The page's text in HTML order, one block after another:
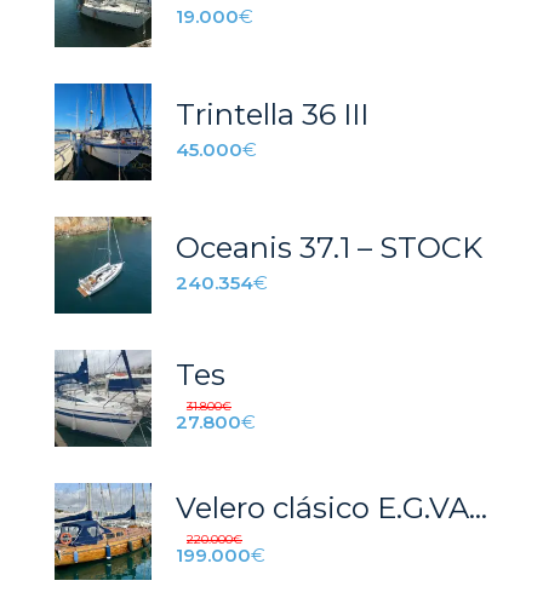
19.000€
Trintella 36 III
45.000€
Oceanis 37.1 – STOCK
240.354€
Tes
31.800€
27.800€
Velero clásico E.G.VAN DE STAD STORMY 55 de 1981. Bandera española, precio con IVA incluido
220.000€
199.000€